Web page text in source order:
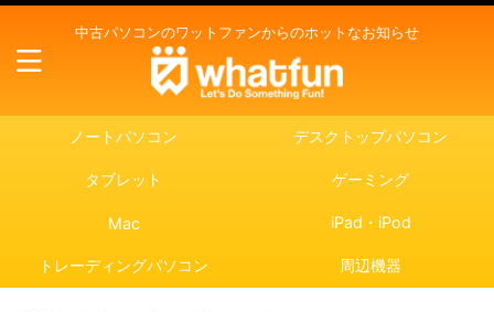
中古パソコンのワットファンからのホットなお知らせ
ノートパソコン デスクトップパソコン
タブレット ゲーミング
Mac iPad・iPod
トレーディングパソコン 周辺機器